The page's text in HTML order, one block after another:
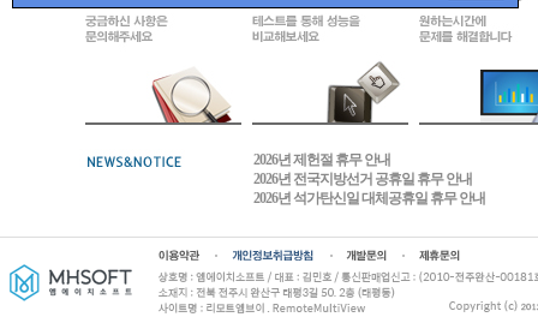
2026년 제헌절 휴무 안내
2026년 전국지방선거 공휴일 휴무 안내
2026년 석가탄신일 대체공휴일 휴무 안내